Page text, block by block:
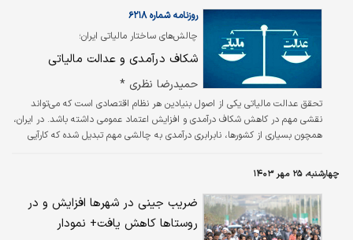
چالش‌های ساختار مالیاتی ایران؛
روزنامه شماره ۶۲۱۸
شکاف درآمدی و عدالت مالیاتی
حمیدرضا نظری *
تحقق عدالت مالیاتی یکی از اصول بنیادین هر نظام اقتصادی است که می‌تواند
نقشی مهم در کاهش شکاف درآمدی و افزایش اعتماد عمومی داشته باشد. در ایران،
همچون بسیاری از کشورها، نابرابری درآمدی به چالشی مهم تبدیل شده که کارآیی
شکاف درآمدی، به تحلیل اثرات آن بر نظام مالیاتی می‌پردازد و نتایجی را که ممکن
است برای عدالت اجتماعی و افزایش مشارکت مالیاتی تاثیرگذار باشند، بدون ارائه
توصیه مستقیم، بررسی می‌کند.
چهارشنبه، ۲۵ مهر ۱۴۰۳
ضریب جینی در شهرها افزایش و در
روستاها کاهش یافت+ نمودار